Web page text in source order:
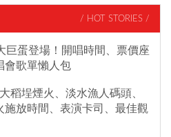
/ HOT STORIES /
蛋登場！開唱時間、票價座
會歌單懶人包
稻埕煙火、淡水漁人碼頭、
放時間、表演卡司、最佳觀